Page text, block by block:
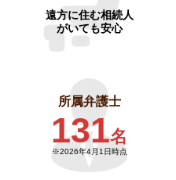
遠方に住む相続人
がいても安心
所属弁護士
131名
※2026年4月1日時点